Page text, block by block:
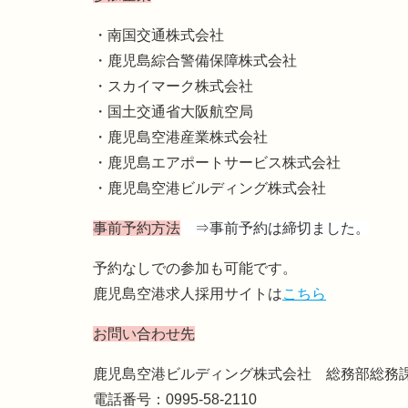
・南国交通株式会社
・鹿児島綜合警備保障株式会社
・スカイマーク株式会社
・国土交通省大阪航空局
・鹿児島空港産業株式会社
・鹿児島エアポートサービス株式会社
・鹿児島空港ビルディング株式会社
事前予約方法 ⇒事前予約は締切ました。
予約なしでの参加も可能です。
鹿児島空港求人採用サイトはこちら
お問い合わせ先
鹿児島空港ビルディング株式会社 総務部総務
電話番号：0995-58-2110